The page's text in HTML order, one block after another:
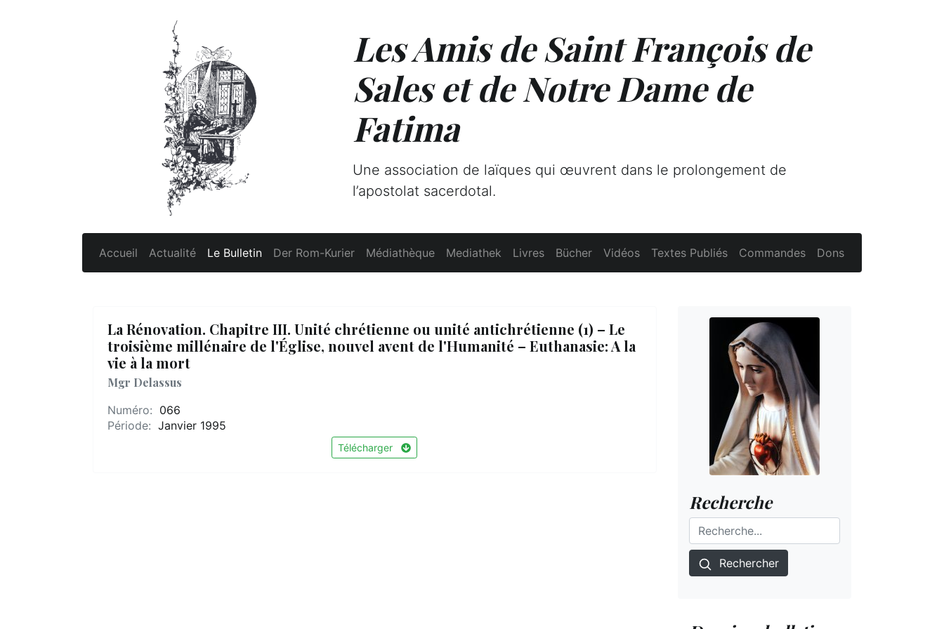
Les Amis de Saint François de
Sales et de Notre Dame de
Fatima
Une association de laïques qui œuvrent dans le prolongement de
l’apostolat sacerdotal.
Accueil Actualité Le Bulletin Der Rom-Kurier Médiathèque Mediathek Livres Bücher Vidéos Textes Publiés Commandes Dons
La Rénovation. Chapitre III. Unité chrétienne ou unité antichrétienne (1) – Le
troisième millénaire de l'Église, nouvel avent de l'Humanité – Euthanasie: A la
vie à la mort
Mgr Delassus
Numéro: 066
Période: Janvier 1995
Télécharger
Recherche
Rechercher